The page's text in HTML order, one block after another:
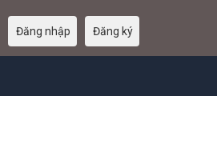
Đăng nhập Đăng ký